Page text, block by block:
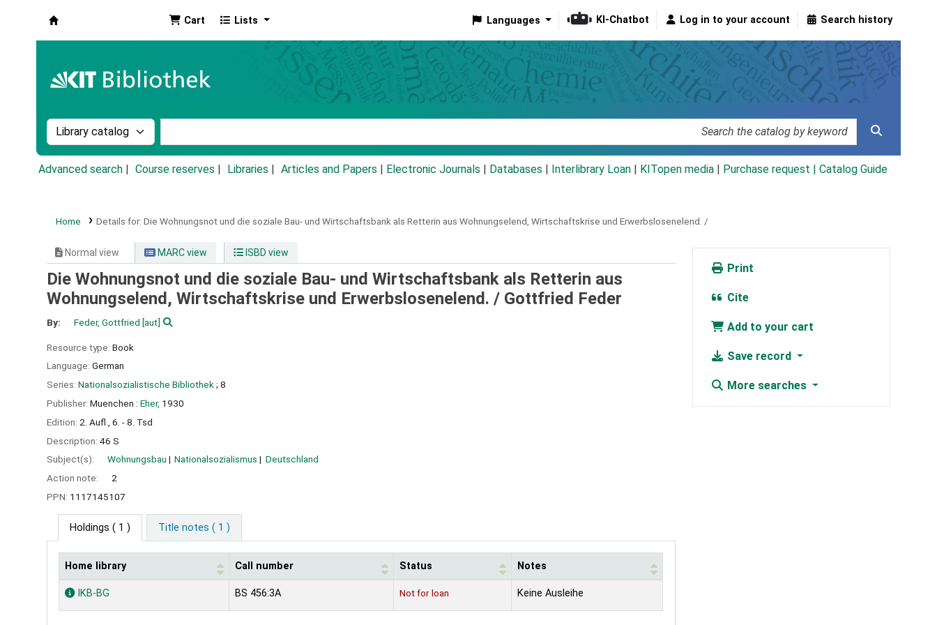
Cart Lists Languages KI-Chatbot Log in to your account Search history
Search the catalog by:
Advanced search Course reserves Libraries Articles and Papers Electronic Journals Databases Interlibrary Loan KITopen media Purchase request | Catalog Guide
Home Details for: Die Wohnungsnot und die soziale Bau- und Wirtschaftsbank als Retterin aus Wohnungselend, Wirtschaftskrise und Erwerbslosenelend. /
Normal view MARC view ISBD view
Die Wohnungsnot und die soziale Bau- und Wirtschaftsbank als Retterin aus
Wohnungselend, Wirtschaftskrise und Erwerbslosenelend. / Gottfried Feder
By: Feder, Gottfried [aut]
Resource type: Book
Language: German
Series: Nationalsozialistische Bibliothek ; 8
Publisher: Muenchen : Eher, 1930
Edition: 2. Aufl., 6. - 8. Tsd
Description: 46 S
Subject(s):
Wohnungsbau Nationalsozialismus
Deutschland
Action note:
2
PPN: 1117145107
Holdings ( 1 ) Title notes ( 1 )
Holdings
Home library Call number Status Notes
IKB-BG BS 456:3A Not for loan Keine Ausleihe
Print
Cite
Add to your cart
Save record
More searches